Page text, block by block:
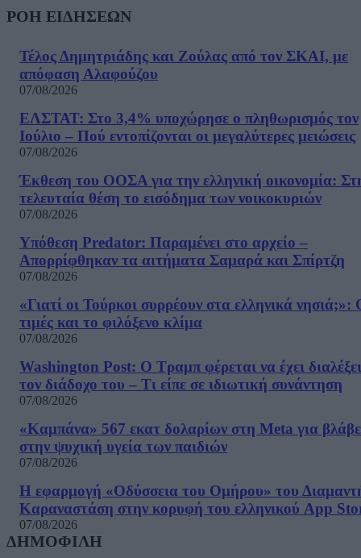
ΡΟΗ ΕΙΔΗΣΕΩΝ
Τέλος Δημητριάδης και Ζούλας από τον ΣΚΑΙ, με
απόφαση Αλαφούζου
07/08/2026
ΕΛΣΤΑΤ: Στο 3,4% υποχώρησε ο πληθωρισμός τον
Ιούλιο – Πού εντοπίζονται οι μεγαλύτερες μειώσεις
07/08/2026
Έκθεση του ΟΟΣΑ για την ελληνική οικονομία:
τελευταία θέση το εισόδημα των νοικοκυριών
07/08/2026
Υπόθεση Predator: Παραμένει στο αρχείο –
Απορρίφθηκαν τα αιτήματα Σαμαρά και Σπίρτζη
07/08/2026
«Γιατί οι Τούρκοι συρρέουν στα ελληνικά νησιά;»:
τιμές και το φιλόξενο κλίμα
07/08/2026
Washington Post: Ο Τραμπ φέρεται να έχει διαλέξει
τον διάδοχο του – Τι είπε σε ιδιωτική συνάντηση
07/08/2026
«Καμπάνα» 567 εκατ δολαρίων στη Meta για
στην ψυχική υγεία των παιδιών
07/08/2026
Η εφαρμογή «Οδύσσεια του Ομήρου» του
Καραναστάση στην κορυφή του ελληνικού App
07/08/2026
ΔΗΜΟΦΙΛΗ